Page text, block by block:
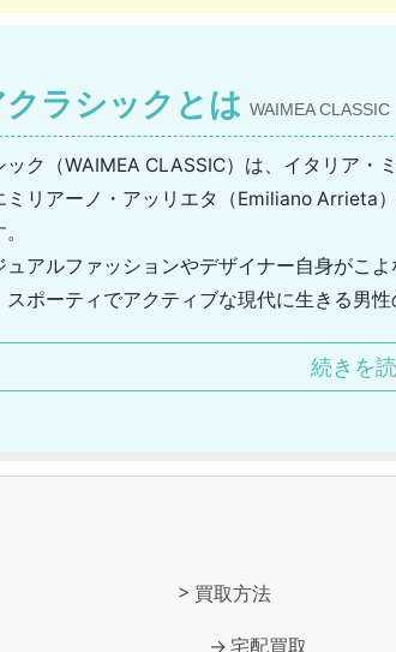
ラシックとは WAIMEA CLASSIC
ク（WAIMEA CLASSIC）は、イタリア・
ミリアーノ・アッリエタ（Emiliano Arrieta
ュアルファッションやデザイナー自身がこ
スポーティでアクティブな現代に生きる男
ル編みのショートパンツなど、リラックス
続きを
買取方法
宅配買取